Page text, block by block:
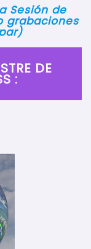
Sesión de
grabaciones
DE
: